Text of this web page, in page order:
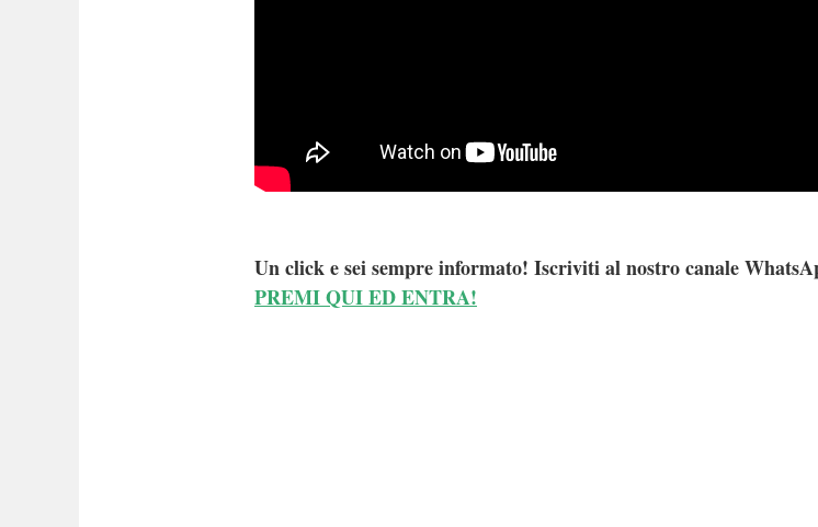
Un click e sei sempre informato! Iscriviti al nostro canale
PREMI QUI ED ENTRA!